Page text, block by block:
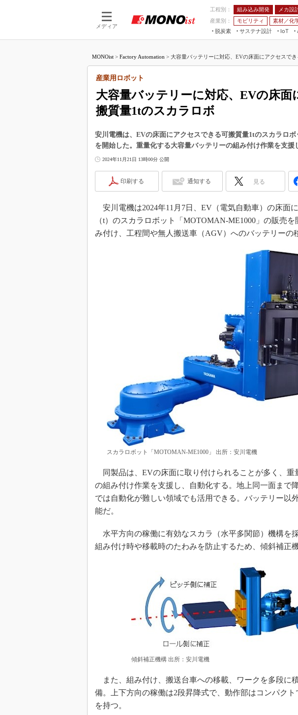
メディア
工程別： 組み込み開発 メカ設
産業別：
モビリティ 素材／化
脱炭素
サステナ設計
IoT
つながる工場AI×設備保全 JIMTOF
IIFES
TECHNO-
スマート工
EdgeTech+
産業オープ
つ
VR
組
組
無
デ
S
イ
製
海
MONOist > Factory Automation > 大容量バッテリーに対応、EVの床面にアクセスでき
大容量バッテリーに対応、EVの床
搬質量1tのスカラロボ
産業用ロボット
安川電機は、EVの床面にアクセスできる可搬質量1tのスカラロ
を開始した。重量化する大容量バッテリーの組み付け作業を支援
2024年11月21日 13時00分 公開
印刷する 通知する 見る
安川電機は2024年11月7日、EV（電気自動車）の床面
（t）のスカラロボット「MOTOMAN-ME1000」の販売
み付け、工程間や無人搬送車（AGV）へのバッテリーの
スカラロボット「MOTOMAN-ME1000」 出所：安川電機
同製品は、EVの床面に取り付けられることが多く、重
の組み付け作業を支援し、自動化する。地上同一面まで
では自動化が難しい領域でも活用できる。バッテリー以
能だ。
水平方向の稼働に有効なスカラ（水平多関節）機構を採
組み付け時や移載時のたわみを防止するため、傾斜補正
傾斜補正機構 出所：安川電機
また、組み付け、搬送台車への移載、ワークを多段に
備。上下方向の稼働は2段昇降式で、動作部はコンパク
を持つ。